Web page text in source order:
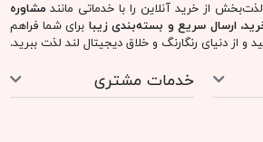
از خرید آنلاین را با خدماتی مانندمشاوره
ارسال سریع و بسته‌بندی زیبا برای شما فراهم
و از دنیای رنگارنگ و خلاق دیجیتال لند لذت ببرید.
خدمات مشتری